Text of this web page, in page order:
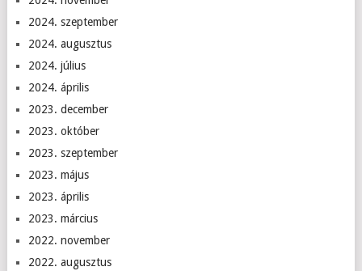
2024. szeptember
2024. augusztus
2024. július
2024. április
2023. december
2023. október
2023. szeptember
2023. május
2023. április
2023. március
2022. november
2022. augusztus